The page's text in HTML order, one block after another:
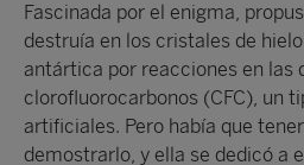
Fascinada por el enigma,
destruía en los cristales de
antártica por reacciones en las
clorofluorocarbonos (CFC), un
artificiales. Pero había que
demostrarlo, y ella se dedicó a